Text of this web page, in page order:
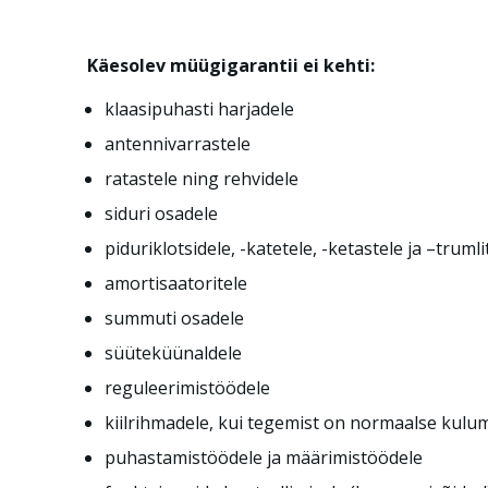
Käesolev müügigarantii ei kehti:
klaasipuhasti harjadele
antennivarrastele
ratastele ning rehvidele
siduri osadele
piduriklotsidele, -katetele, -ketastele ja
amortisaatoritele
summuti osadele
süüteküünaldele
reguleerimistöödele
kiilrihmadele, kui tegemist on normaalse
puhastamistöödele ja määrimistöödele